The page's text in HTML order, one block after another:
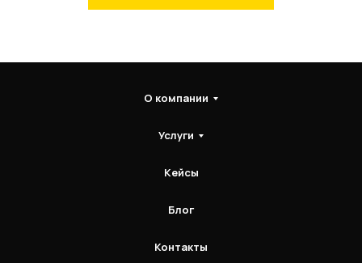
О компании
Услуги
Кейсы
Блог
Контакты